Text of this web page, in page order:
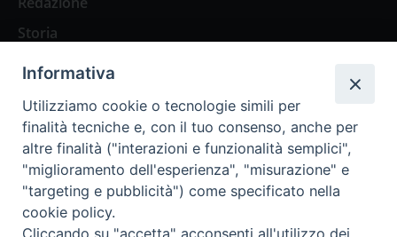
Storia
Abbonamenti
Abbonamento Annuale Digitale
Abbonamento Annuale Cartaceo
Abbonamento Singola Copia Digitale
Informativa
Utilizziamo cookie o tecnologie simili per
finalità tecniche e, con il tuo consenso, anche per
altre finalità ("interazioni e funzionalità semplici",
"miglioramento dell'esperienza", "misurazione" e
"targeting e pubblicità") come specificato nella
cookie policy.